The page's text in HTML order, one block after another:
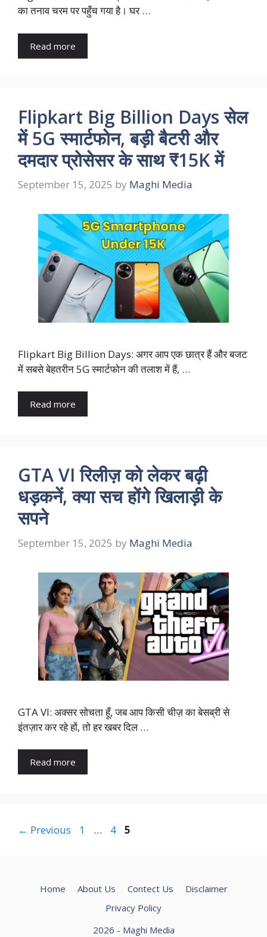
का तनाव चरम पर पहुँच गया है। घर …
Read more
Flipkart Big Billion Days सेल
में 5G स्मार्टफोन, बड़ी बैटरी और
दमदार प्रोसेसर के साथ ₹15K में
September 15, 2025 by Maghi Media
Flipkart Big Billion Days: अगर आप एक छात्र हैं और बजट
में सबसे बेहतरीन 5G स्मार्टफोन की तलाश में हैं, …
Read more
GTA VI रिलीज़ को लेकर बढ़ी
धड़कनें, क्या सच होंगे खिलाड़ी के
सपने
September 15, 2025 by Maghi Media
GTA VI: अक्सर सोचता हूँ, जब आप किसी चीज़ का बेसब्री से
इंतज़ार कर रहे हों, तो हर खबर दिल …
Read more
← Previous Page
1 … Page
4 Page
5
Home About Us Contect Us
Disclaimer
Privacy Policy
2026 - Maghi Media